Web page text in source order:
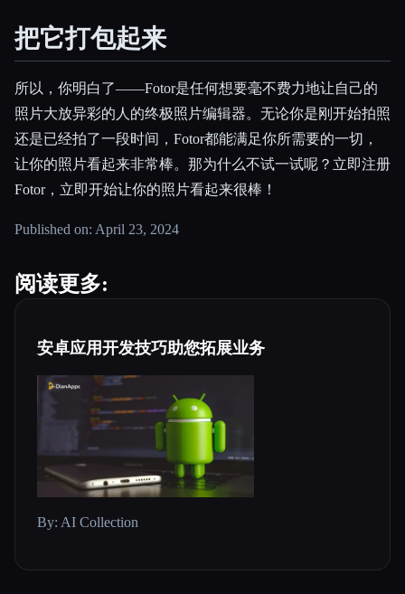
把它打包起来
所以，你明白了——Fotor是任何想要毫不费力地让自己的
照片大放异彩的人的终极照片编辑器。无论你是刚开始拍照
还是已经拍了一段时间，Fotor都能满足你所需要的一切，
让你的照片看起来非常棒。那为什么不试一试呢？立即注册
Fotor，立即开始让你的照片看起来很棒！
Published on: April 23, 2024
阅读更多:
安卓应用开发技巧助您拓展业务
By: AI Collection